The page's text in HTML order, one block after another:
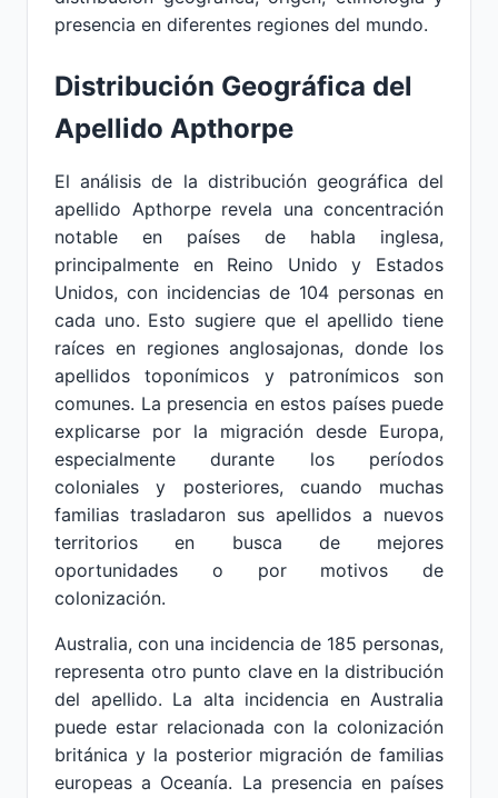
presencia en diferentes regiones del mundo.
Distribución Geográfica del
Apellido Apthorpe
El análisis de la distribución geográfica del
apellido Apthorpe revela una concentración
notable en países de habla inglesa,
principalmente en Reino Unido y Estados
Unidos, con incidencias de 104 personas en
cada uno. Esto sugiere que el apellido tiene
raíces en regiones anglosajonas, donde los
apellidos toponímicos y patronímicos son
comunes. La presencia en estos países puede
explicarse por la migración desde Europa,
especialmente durante los períodos
coloniales y posteriores, cuando muchas
familias trasladaron sus apellidos a nuevos
territorios en busca de mejores
oportunidades o por motivos de
colonización.
Australia, con una incidencia de 185 personas,
representa otro punto clave en la distribución
del apellido. La alta incidencia en Australia
puede estar relacionada con la colonización
británica y la posterior migración de familias
europeas a Oceanía. La presencia en países